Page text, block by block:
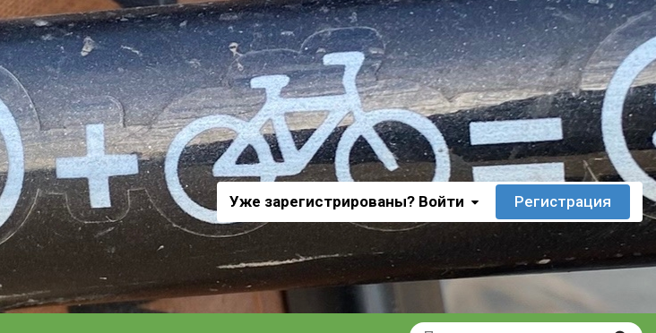
Уже зарегистрированы? Войти Регистрация